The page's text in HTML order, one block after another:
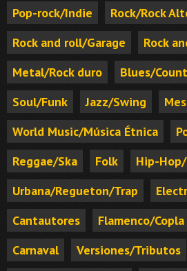
Pop-rock/Indie
Rock/Rock
Rock and roll/Garage
Rock
Metal/Rock duro
Blues/
Soul/Funk
Jazz/Swing
World Music/Música Étnica
Reggae/Ska
Folk
Hip-
Urbana/Regueton/Trap
Cantautores
Flamenco/Copla
Carnaval
Versiones/Tributos